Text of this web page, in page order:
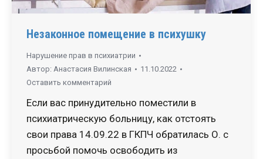
Незаконное помещение в психушку
Нарушение прав в психиатрии
Автор: Анастасия Вилинская
11.10.2022
Оставить комментарий
Если вас принудительно поместили в
психиатрическую больницу, как отстоять
свои права 14.09.22 в ГКПЧ обратилась О. с
просьбой помочь освободить из